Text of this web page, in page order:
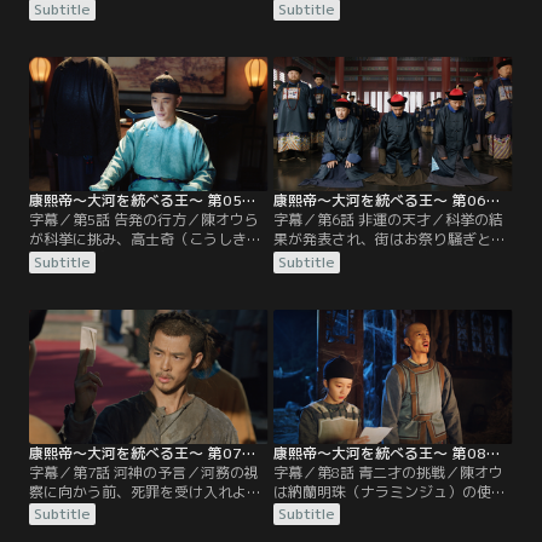
ちふ）の于振甲（うしんこう）に救
われるが、濡れ衣を着せられて都へ
輔は河神の生まれ変わりだと名乗る
青年・陳オウと出会い、治水への高
い志に感銘を受ける。一方、聖人を
志し善悪に固執する于振甲は、キン
輔の人柄や見地に触れ考えに変化が
現れる。
Subtitle
めようと科挙の題目を見直す。呉三
桂（ごさんけい）との戦で諸大臣と
ゥ）の用兵を褒めると、納蘭明珠
（ナラミンジュ）はキン輔の件で索
額図の評価を下げようと画策する。
一方、北京に着いた陳オウは、銭を
渡して便宜を図ってもらう挙子たち
の姿を見て嘆くが…。
Subtitle
康熙帝～大河を統べる王～ 第05話／字幕
字幕／第5話 告発の行方／陳オウら
が科挙に挑み、高士奇（こうしき）
は1日で答案を提出するも逆にそれ
が仇となってしまう。一方、納蘭明
こうゆう）の件で暗躍し、キン輔を
匿うことを不満に思う大臣たちは納
蘭明珠を罷免しようと画策。多数の
告発状が康熙帝（こうきてい）の元
に届く。
Subtitle
康熙帝～大河を統べる王～ 第06話／字幕
字幕／第6話 非運の天才／科挙の結
果が発表され、街はお祭り騒ぎとな
る。陳オウを探す康熙帝（こうきて
い）は、納蘭明珠（ナラミンジュ）
かし、陳オウはすでに宿を後にして
いた。科挙に合格した徐乾学（じょ
けんがく）は、賄賂を持って納蘭明
珠と索額図（ソンゴトゥ）の屋敷を
訪れるが、足をすくわれまいと2人
は受け取りを断る。
Subtitle
康熙帝～大河を統べる王～ 第07話／字幕
字幕／第7話 河神の予言／河務の視
察に向かう前、死罪を受け入れよう
とするキン輔に、索額図（ソンゴト
ゥ）は妻の話を持ち出し、考えを改
Subtitle
康熙帝～大河を統べる王～ 第08話／字幕
字幕／第8話 青二才の挑戦／陳オウ
は納蘭明珠（ナラミンジュ）の使者
として一足先に淮安（わいあん）入
りするが、索額図（ソンゴトゥ）の
Subtitle